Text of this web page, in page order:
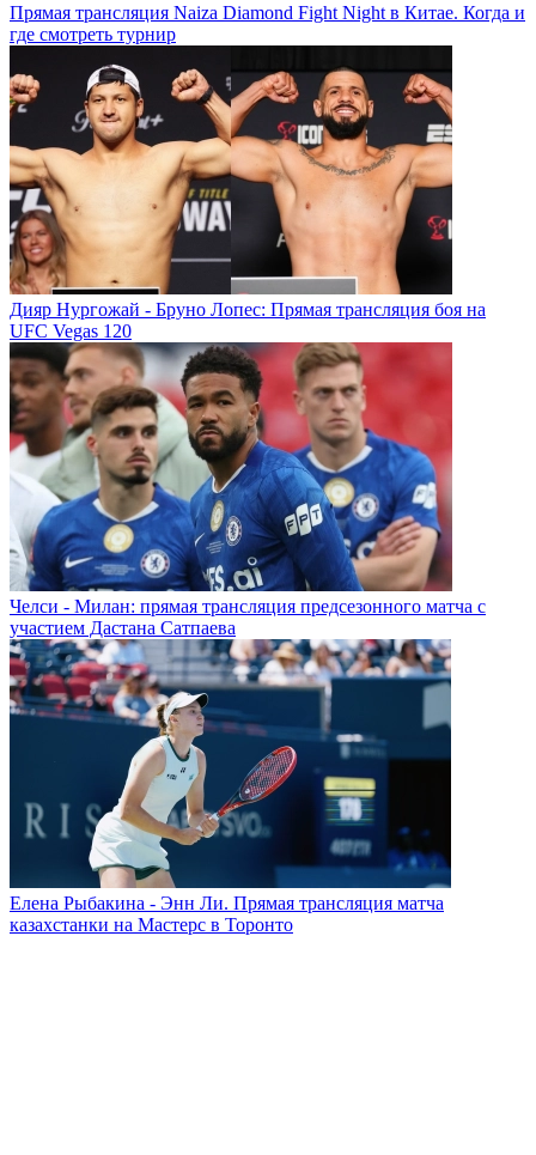
Прямая трансляция Naiza Diamond Fight Night в Китае. Когда и
где смотреть турнир
Дияр Нургожай - Бруно Лопес: Прямая трансляция боя на
UFC Vegas 120
Челси - Милан: прямая трансляция предсезонного матча с
участием Дастана Сатпаева
Елена Рыбакина - Энн Ли. Прямая трансляция матча
казахстанки на Мастерс в Торонто